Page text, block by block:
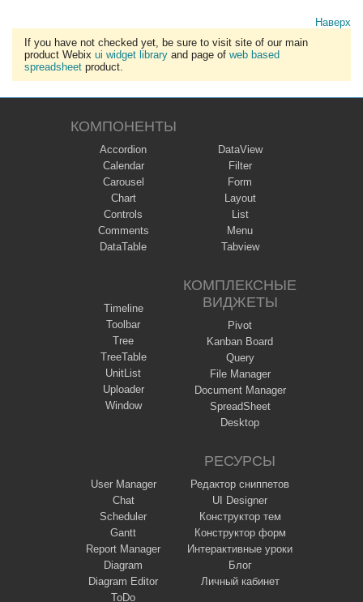
Наверх
If you have not checked yet, be sure to visit site of our main
product Webix ui widget library and page of web based
spreadsheet product.
КОМПОНЕНТЫ
Accordion
Calendar
Carousel
Chart
Controls
Comments
DataTable
DataView
Filter
Form
Layout
List
Menu
Tabview
Timeline
Toolbar
Tree
TreeTable
UnitList
Uploader
Window
КОМПЛЕКСНЫЕ
ВИДЖЕТЫ
Pivot
Kanban Board
Query
File Manager
Document Manager
SpreadSheet
Desktop
User Manager
Chat
Scheduler
Gantt
Report Manager
Diagram
Diagram Editor
ToDo
РЕСУРСЫ
Редактор сниппетов
UI Designer
Конструктор тем
Конструктор форм
Интерактивные уроки
Блог
Личный кабинет